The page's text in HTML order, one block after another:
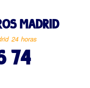
MADRID
24 horas
74